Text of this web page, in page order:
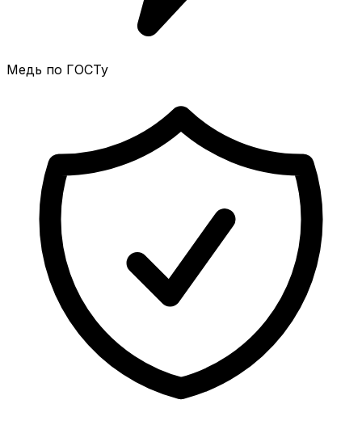
Медь по ГОСТу